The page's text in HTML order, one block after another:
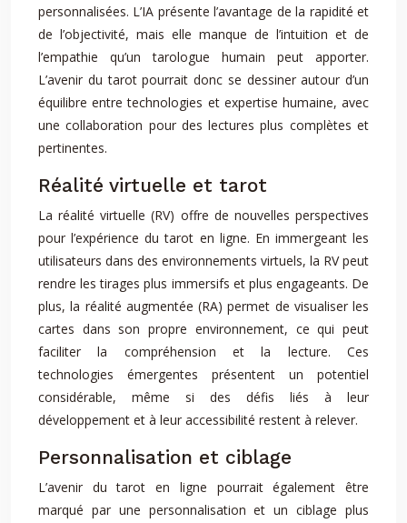
personnalisées. L’IA présente l’avantage de la rapidité et
de l’objectivité, mais elle manque de l’intuition et de
l’empathie qu’un tarologue humain peut apporter.
L’avenir du tarot pourrait donc se dessiner autour d’un
équilibre entre technologies et expertise humaine, avec
une collaboration pour des lectures plus complètes et
pertinentes.
Réalité virtuelle et tarot
La réalité virtuelle (RV) offre de nouvelles perspectives
pour l’expérience du tarot en ligne. En immergeant les
utilisateurs dans des environnements virtuels, la RV peut
rendre les tirages plus immersifs et plus engageants. De
plus, la réalité augmentée (RA) permet de visualiser les
cartes dans son propre environnement, ce qui peut
faciliter la compréhension et la lecture. Ces
technologies émergentes présentent un potentiel
considérable, même si des défis liés à leur
développement et à leur accessibilité restent à relever.
Personnalisation et ciblage
L’avenir du tarot en ligne pourrait également être
marqué par une personnalisation et un ciblage plus